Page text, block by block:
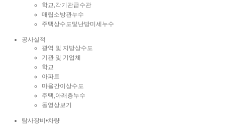
학교,각기관급수관
매립소방관누수
주택상수도및난방미세누수
공사실적
광역 및 지방상수도
기관 및 기업체
학교
아파트
마을간이상수도
주택,아래층누수
동영상보기
탐사장비•차량